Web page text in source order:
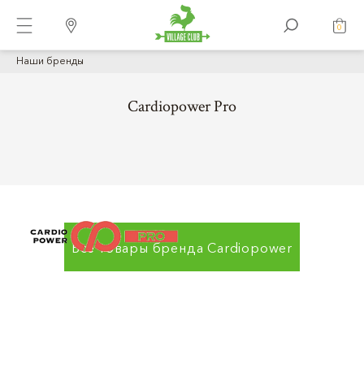
0
Наши бренды
Cardiopower Pro
Все товары брендаCardiopower